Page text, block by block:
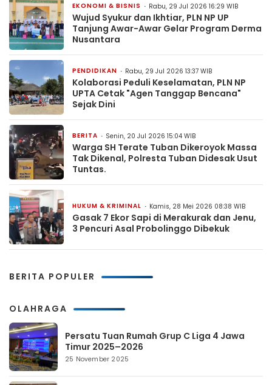
EKONOMI & BISNIS Rabu, 29 Jul 2026 16:29 WIB
Wujud Syukur dan Ikhtiar, PLN NP UP
Tanjung Awar-Awar Gelar Program Derma
Nusantara
PENDIDIKAN Rabu, 29 Jul 2026 13:37 WIB
Kolaborasi Peduli Keselamatan, PLN NP
UPTA Cetak "Agen Tanggap Bencana"
Sejak Dini
BERITA Senin, 20 Jul 2026 15:04 WIB
Warga SH Terate Tuban Dikeroyok Massa
Tak Dikenal, Polresta Tuban Didesak Usut
Tuntas.
HUKUM & KRIMINAL Kamis, 28 Mei 2026 08:38 WIB
Gasak 7 Ekor Sapi di Merakurak dan Jenu,
3 Pencuri Asal Probolinggo Dibekuk
BERITA POPULER
OLAHRAGA
Persatu Tuan Rumah Grup C Liga 4 Jawa
Timur 2025–2026
25 November 2025